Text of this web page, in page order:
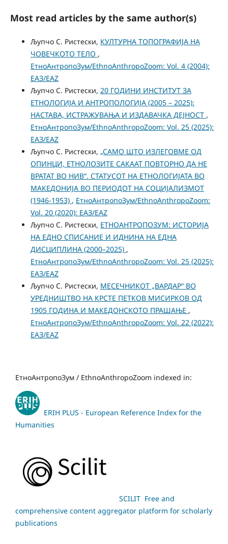
Most read articles by the same author(s)
Љупчо С. Ристески, КУЛТУРНА ТОПОГРАФИЈА НА
ЧОВЕЧКОТО ТЕЛО ,
ЕтноАнтропоЗум/EthnoAnthropoZoom: Vol. 4 (2004):
ЕАЗ/EAZ
Љупчо С. Ристески, 20 ГОДИНИ ИНСТИТУТ ЗА
ЕТНОЛОГИЈА И АНТРОПОЛОГИЈА (2005 – 2025):
НАСТАВA, ИСТРАЖУВАЊА И ИЗДАВАЧКА ДЕЈНОСТ ,
ЕтноАнтропоЗум/EthnoAnthropoZoom: Vol. 25 (2025):
ЕАЗ/EAZ
Љупчо С. Ристески, „САМО ШТО ИЗЛЕГОВМЕ ОД
ОПИНЦИ, ЕТНОЛОЗИТЕ САКААТ ПОВТОРНО ДА НЕ
ВРАТАТ ВО НИВ“. СТАТУСОТ НА ЕТНОЛОГИЈАТА ВО
МАКЕДОНИЈА ВО ПЕРИОДОТ НА СОЦИЈАЛИЗМОТ
(1946-1953) , ЕтноАнтропоЗум/EthnoAnthropoZoom:
Vol. 20 (2020): ЕАЗ/EAZ
Љупчо С. Ристески, ЕТНОАНТРОПОЗУМ: ИСТОРИЈА
НА ЕДНО СПИСАНИЕ И ИДНИНА НА ЕДНА
ДИСЦИПЛИНА (2000–2025) ,
ЕтноАнтропоЗум/EthnoAnthropoZoom: Vol. 25 (2025):
ЕАЗ/EAZ
Љупчо С. Ристески, МЕСЕЧНИКОТ „ВАРДАР“ ВО
УРЕДНИШТВО НА КРСТЕ ПЕТКОВ МИСИРКОВ ОД
1905 ГОДИНА И МАКЕДОНСКОТО ПРАШАЊЕ ,
ЕтноАнтропоЗум/EthnoAnthropoZoom: Vol. 22 (2022):
ЕАЗ/EAZ
ЕтноАнтропоЗум / EthnoAnthropoZoom indexed in:
ERIH PLUS - European Reference Index for the
Humanities
SCILIT Free and
comprehensive content aggregator platform for scholarly
publications